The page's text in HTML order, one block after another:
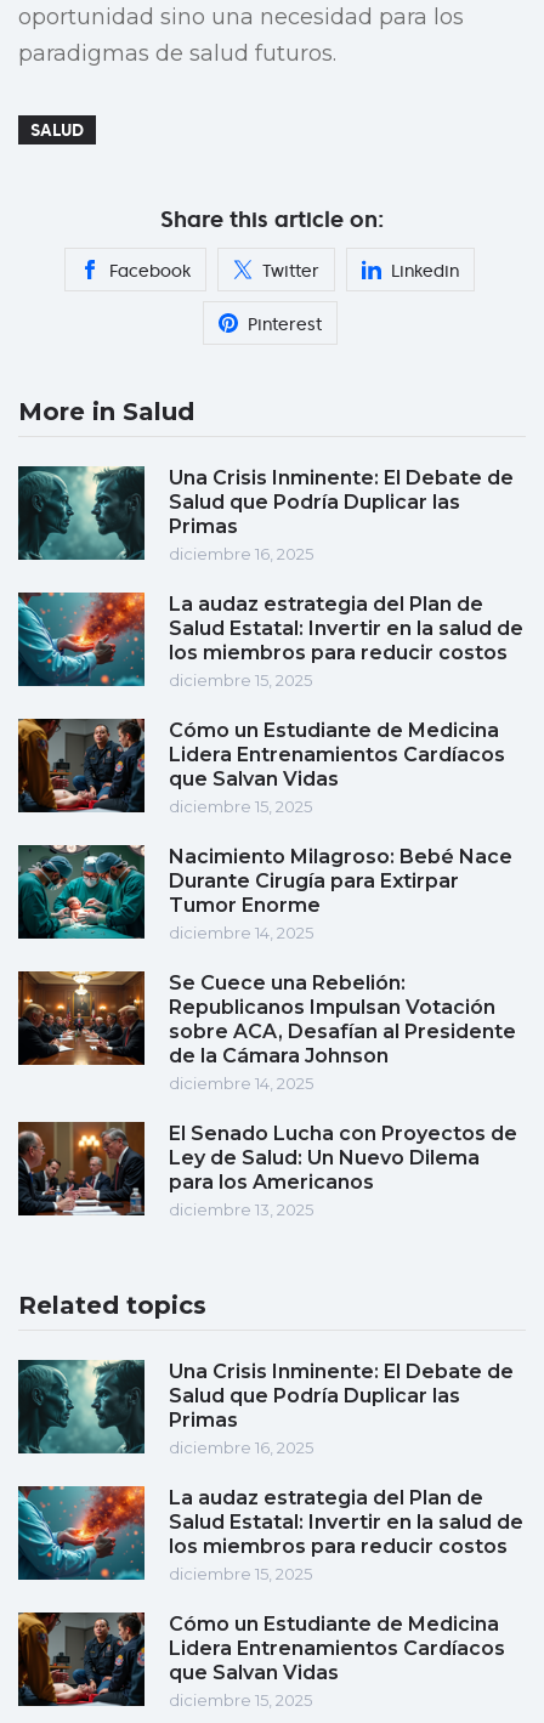
oportunidad sino una necesidad para los
paradigmas de salud futuros.
SALUD
Share this article on:
Facebook Twitter Linkedin
Pinterest
More in Salud
Una Crisis Inminente: El Debate de
Salud que Podría Duplicar las
Primas
diciembre 16, 2025
La audaz estrategia del Plan de
Salud Estatal: Invertir en la salud de
los miembros para reducir costos
diciembre 15, 2025
Cómo un Estudiante de Medicina
Lidera Entrenamientos Cardíacos
que Salvan Vidas
diciembre 15, 2025
Nacimiento Milagroso: Bebé Nace
Durante Cirugía para Extirpar
Tumor Enorme
diciembre 14, 2025
Se Cuece una Rebelión:
Republicanos Impulsan Votación
sobre ACA, Desafían al Presidente
de la Cámara Johnson
diciembre 14, 2025
El Senado Lucha con Proyectos de
Ley de Salud: Un Nuevo Dilema
para los Americanos
diciembre 13, 2025
Related topics
Una Crisis Inminente: El Debate de
Salud que Podría Duplicar las
Primas
diciembre 16, 2025
La audaz estrategia del Plan de
Salud Estatal: Invertir en la salud de
los miembros para reducir costos
diciembre 15, 2025
Cómo un Estudiante de Medicina
Lidera Entrenamientos Cardíacos
que Salvan Vidas
diciembre 15, 2025